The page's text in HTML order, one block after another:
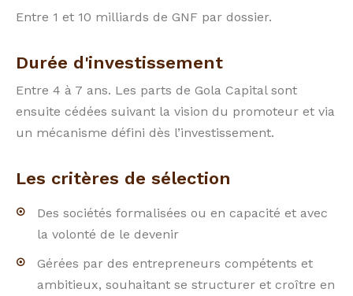
Entre 1 et 10 milliards de GNF par dossier.
Durée d'investissement
Entre 4 à 7 ans. Les parts de Gola Capital sont
ensuite cédées suivant la vision du promoteur et via
un mécanisme défini dès l’investissement.
Les critères de sélection
Des sociétés formalisées ou en capacité et avec
la volonté de le devenir
Gérées par des entrepreneurs compétents et
ambitieux, souhaitant se structurer et croître en